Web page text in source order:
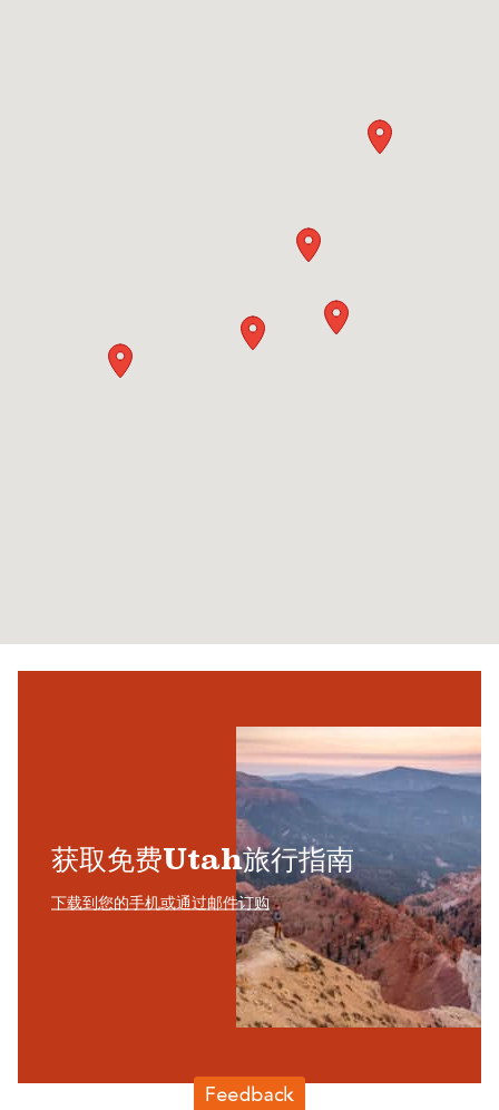
获取免费Utah旅行指南
下载到您的手机或通过邮件订购